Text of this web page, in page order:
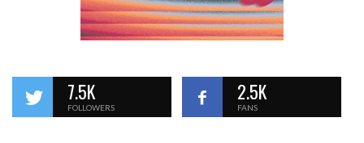
7.5K
FOLLOWERS
2.5K
FANS